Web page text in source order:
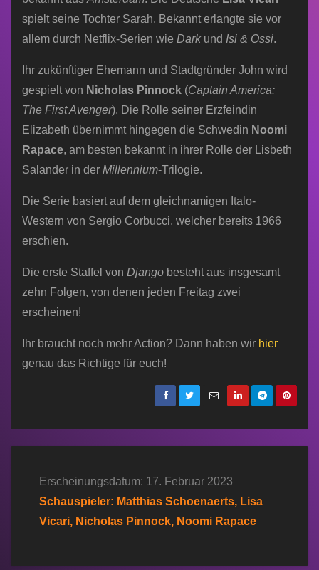
spielt seine Tochter Sarah. Bekannt erlangte sie vor
allem durch Netflix-Serien wie Darkund Isi & Ossi.
Ihr zukünftiger Ehemann und Stadtgründer John wird
gespielt von Nicholas Pinnock (Captain America:
The First Avenger). Die Rolle seiner Erzfeindin
Elizabeth übernimmt hingegen die Schwedin Noomi
Rapace, am besten bekannt in ihrer Rolle der Lisbeth
Salander in der Millennium-Trilogie.
Die Serie basiert auf dem gleichnamigen Italo-
Western von Sergio Corbucci, welcher bereits 1966
erschien.
Die erste Staffel von Django besteht aus insgesamt
zehn Folgen, von denen jeden Freitag zwei
erscheinen!
Ihr braucht noch mehr Action? Dann haben wir hier
genau das Richtige für euch!
Erscheinungsdatum: 17. Februar 2023
Schauspieler: Matthias Schoenaerts, Lisa
Vicari, Nicholas Pinnock, Noomi Rapace